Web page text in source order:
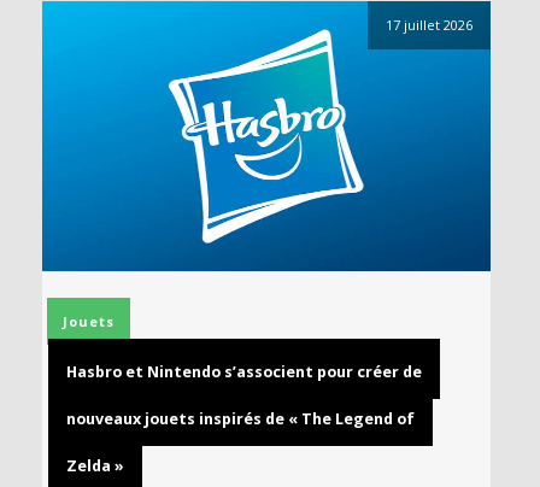
17 juillet 2026
Jouets
Hasbro et Nintendo s’associent pour créer de
nouveaux jouets inspirés de « The Legend of
Zelda »